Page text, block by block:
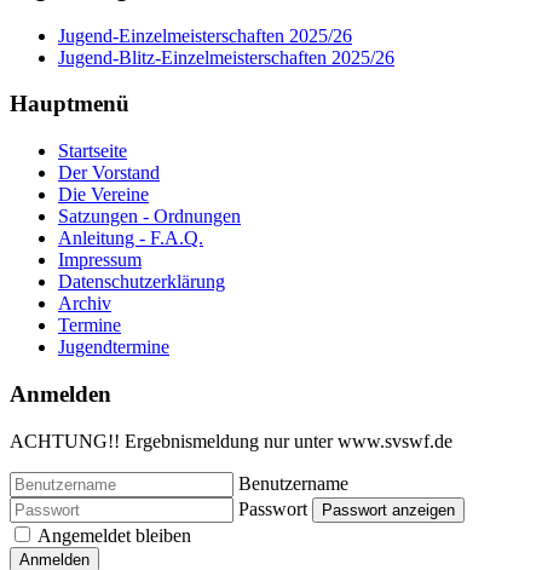
Jugend-Einzelmeisterschaften 2025/26
Jugend-Blitz-Einzelmeisterschaften 2025/26
Hauptmenü
Startseite
Der Vorstand
Die Vereine
Satzungen - Ordnungen
Anleitung - F.A.Q.
Impressum
Datenschutzerklärung
Archiv
Termine
Jugendtermine
Anmelden
ACHTUNG!! Ergebnismeldung nur unter www.svswf.de
Benutzername
Passwort
Passwort anzeigen
Angemeldet bleiben
Anmelden